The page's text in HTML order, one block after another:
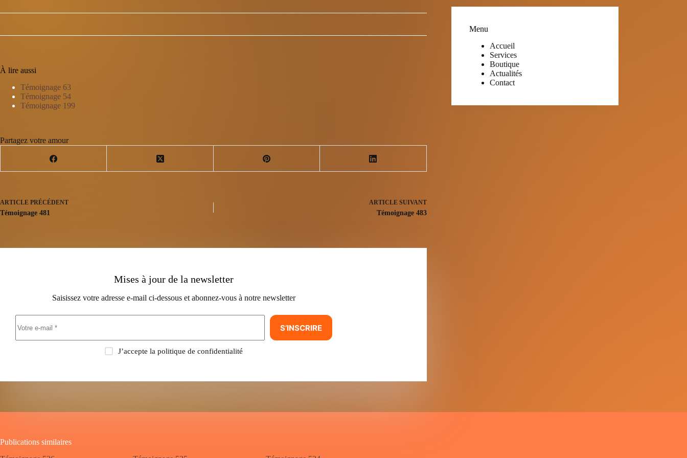
o
u
r
c
o
À lire aussi
Témoignage 63
Témoignage 54
Témoignage 199
Partagez votre amour
ARTICLE PRÉCÉDENT
Témoignage 481
ARTICLESUIVANT
Témoignage 483
Mises à jour de la newsletter
Saisissez votre adresse e-mail ci-dessous et abonnez-vous à notre newsletter
S’INSCRIRE
J’accepte la politique de confidentialité
Menu
Accueil
Services
Boutique
Actualités
Contact
Publications similaires